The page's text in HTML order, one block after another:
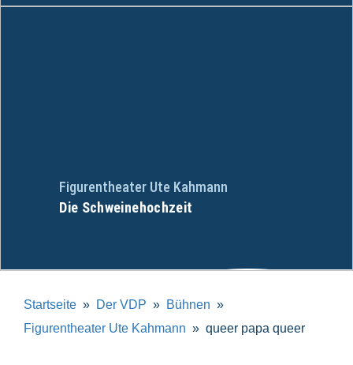
Figurentheater Ute Kahmann
Die Schweinehochzeit
Startseite Der VDP
Bühnen
Figurentheater Ute Kahmann
queer papa queer